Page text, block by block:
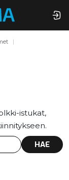
istukat,
HAE